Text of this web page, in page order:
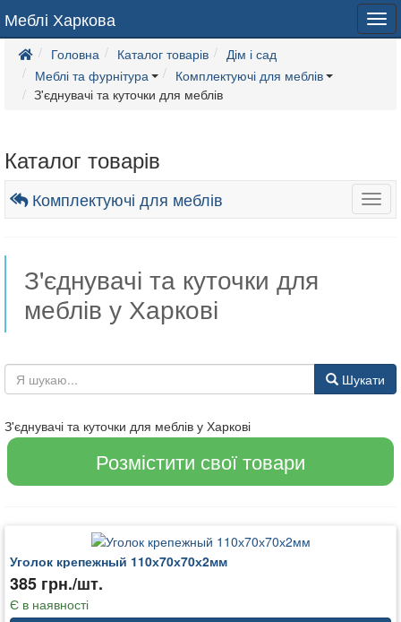
Меблі Харкова
Головна Каталог товарів
Дім і сад
Меблі та фурнітура
Комплектуючі для меблів
З'єднувачі та куточки для меблів
Каталог товарів
Комплектуючі для меблів
З'єднувачі та куточки для
меблів у Харкові
Шукати
З'єднувачі та куточки для меблів у Харкові
Розмістити свої товари
Уголок крепежный 110х70х70х2мм
385 грн./шт.
Є в наявності